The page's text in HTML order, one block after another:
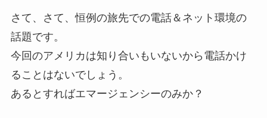
さて、さて、恒例の旅先での電話＆ネット環境の
話題です。
今回のアメリカは知り合いもいないから電話かけ
ることはないでしょう。
あるとすればエマージェンシーのみか？